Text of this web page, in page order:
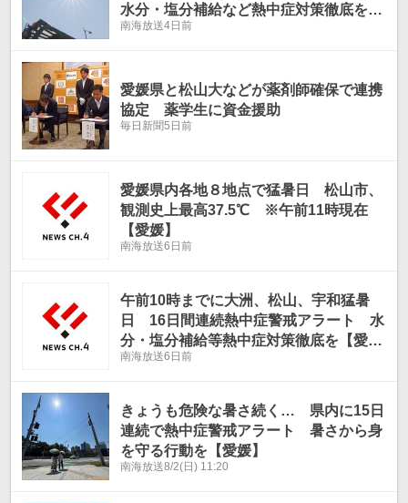
水分・塩分補給など熱中症対策徹底を
【愛媛】
南海放送4日前
愛媛県と松山大などが薬剤師確保で連携
協定 薬学生に資金援助
毎日新聞5日前
愛媛県内各地８地点で猛暑日 松山市、
観測史上最高37.5℃ ※午前11時現在
【愛媛】
南海放送6日前
午前10時までに大洲、松山、宇和猛暑
日 16日間連続熱中症警戒アラート 水
分・塩分補給等熱中症対策徹底を【愛
媛】
南海放送6日前
きょうも危険な暑さ続く… 県内に15日
連続で熱中症警戒アラート 暑さから身
を守る行動を【愛媛】
南海放送8/2(日) 11:20